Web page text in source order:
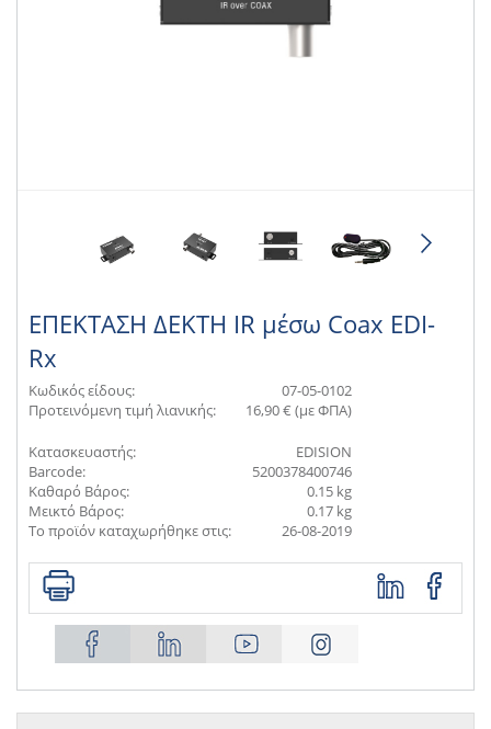
ΕΠΕΚΤΑΣΗ ΔΕΚΤΗ IR μέσω Coax EDI-
Rx
Κωδικός είδους:
07-05-0102
Προτεινόμενη τιμή λιανικής:
16,90 € (με ΦΠΑ)
Κατασκευαστής:
EDISION
Barcode:
5200378400746
Καθαρό Βάρος:
0.15 kg
Μεικτό Βάρος:
0.17 kg
Το προϊόν καταχωρήθηκε στις:
26-08-2019